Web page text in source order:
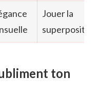
Jouer la
superposition
ton